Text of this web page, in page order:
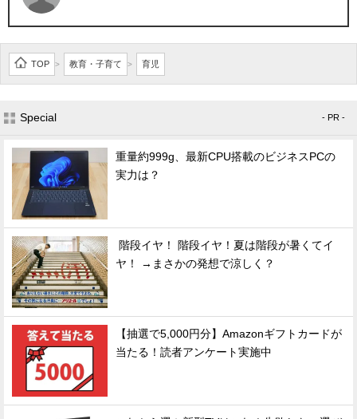
TOP > 教育・子育て > 育児
Special - PR -
重量約999g、最新CPU搭載のビジネスPCの
実力は？
階段イヤ！ 階段イヤ！夏は階段が暑くてイ
ヤ！ →まさかの発想で涼しく？
【抽選で5,000円分】Amazonギフトカードが
当たる！読者アンケート実施中